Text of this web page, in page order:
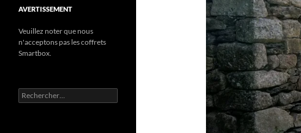
AVERTISSEMENT
Veuillez noter que nous
n'acceptons pas les coffrets
Smartbox.
Rechercher :